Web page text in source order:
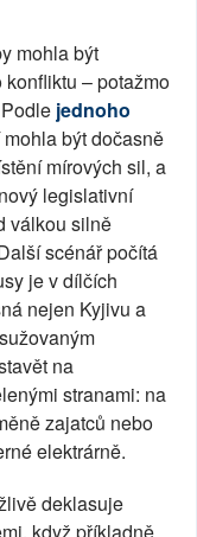
mohla být
– potažmo
jednoho
být dočasně
mírových sil, a
legislativní
válkou silně
scénář počítá
je v dílčích
nejen Kyjivu a
na
stranami: na
zajatců nebo
elektrárně.
deklasuje